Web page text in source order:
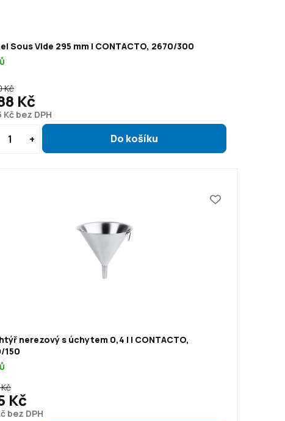
Sous Vide 295 mm | CONTACTO, 2670/300
Kč bez DPH
Kč
Kč
nerezový s úchytem 0,4 l | CONTACTO,
150
bez DPH
Kč